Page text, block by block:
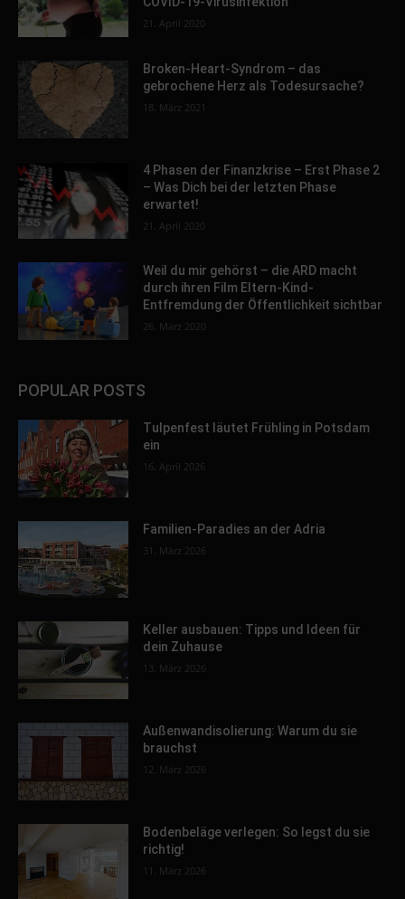
21. April 2020
Broken-Heart-Syndrom – das
gebrochene Herz als Todesursache?
18. März 2021
4 Phasen der Finanzkrise – Erst Phase 2
– Was Dich bei der letzten Phase
erwartet!
21. April 2020
Weil du mir gehörst – die ARD macht
durch ihren Film Eltern-Kind-
Entfremdung der Öffentlichkeit sichtbar
26. März 2020
POPULAR POSTS
Tulpenfest läutet Frühling in Potsdam
ein
16. April 2026
Familien-Paradies an der Adria
31. März 2026
Keller ausbauen: Tipps und Ideen für
dein Zuhause
13. März 2026
Außenwandisolierung: Warum du sie
brauchst
12. März 2026
Bodenbeläge verlegen: So legst du sie
richtig!
11. März 2026